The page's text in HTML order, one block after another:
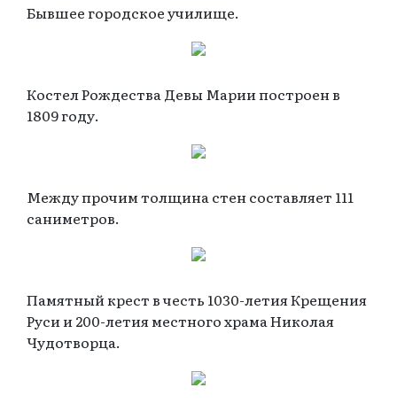
Бывшее городское училище.
Костел Рождества Девы Марии построен в
1809 году.
Между прочим толщина стен составляет 111
саниметров.
Памятный крест в честь 1030-летия Крещения
Руси и 200-летия местного храма Николая
Чудотворца.